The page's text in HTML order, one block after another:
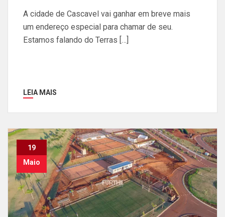
A cidade de Cascavel vai ganhar em breve mais
um endereço especial para chamar de seu.
Estamos falando do Terras […]
LEIA MAIS
19
Maio